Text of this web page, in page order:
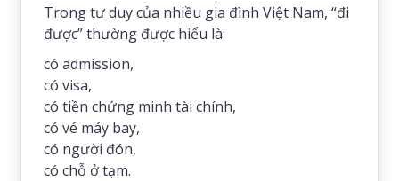
Trong tư duy của nhiều gia đình Việt Nam, “đi
được” thường được hiểu là:
có admission,
có visa,
có tiền chứng minh tài chính,
có vé máy bay,
có người đón,
có chỗ ở tạm.